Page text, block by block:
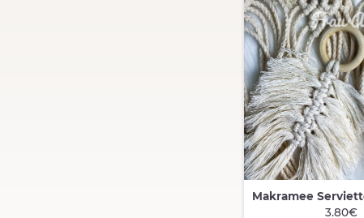
QUICK VIEW
3.80€